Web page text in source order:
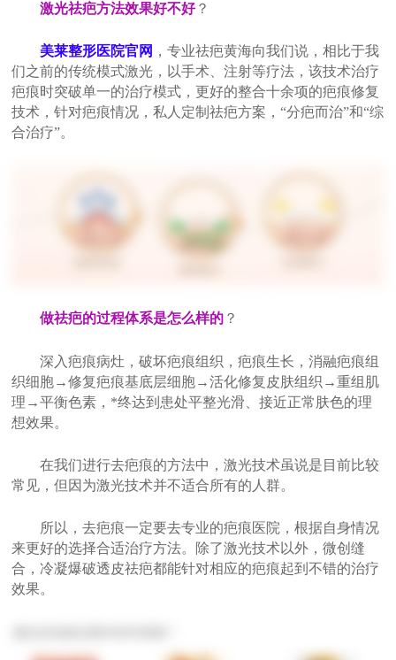
激光祛疤方法效果好不好？
美莱整形医院官网 ，专业祛疤黄海向我们说，相比于我
们之前的传统模式激光，以手术、注射等疗法，该技术治疗
疤痕时突破单一的治疗模式，更好的整合十余项的疤痕修复
技术，针对疤痕情况，私人定制祛疤方案，“分疤而治”和“综
合治疗”。
做祛疤的过程体系是怎么样的 ？
深入疤痕病灶，破坏疤痕组织，疤痕生长，消融疤痕组
织细胞→修复疤痕基底层细胞→活化修复皮肤组织→重组肌
理→平衡色素，*终达到患处平整光滑、接近正常肤色的理
想效果。
在我们进行去疤痕的方法中，激光技术虽说是目前比较
常见，但因为激光技术并不适合所有的人群。
所以，去疤痕一定要去专业的疤痕医院，根据自身情况
来更好的选择合适治疗方法。除了激光技术以外，微创缝
合，冷凝爆破透皮祛疤都能针对相应的疤痕起到不错的治疗
效果。